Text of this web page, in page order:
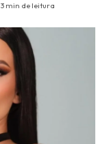
3 min de leitura